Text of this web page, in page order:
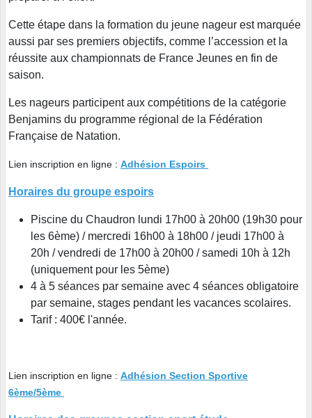
Cette étape dans la formation du jeune nageur est marquée
aussi par ses premiers objectifs, comme l’accession et la
réussite aux championnats de France Jeunes en fin de
saison.
Les nageurs participent aux compétitions de la catégorie
Benjamins du programme régional de la Fédération
Française de Natation.
Lien inscription en ligne : Adhésion Espoirs
Horaires du groupe espoirs
Piscine du Chaudron lundi 17h00 à 20h00 (19h30 pour
les 6ème) / mercredi 16h00 à 18h00 / jeudi 17h00 à
20h / vendredi de 17h00 à 20h00 / samedi 10h à 12h
(uniquement pour les 5ème)
4 à 5 séances par semaine avec 4 séances obligatoire
par semaine, stages pendant les vacances scolaires.
Tarif : 400€ l'année.
Lien inscription en ligne : Adhésion Section Sportive
6ème/5ème